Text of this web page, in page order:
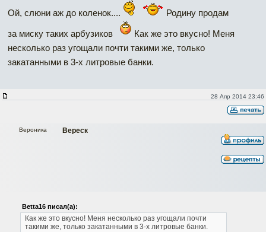
Ой, слюни аж до коленок.... Родину продам
за миску таких арбузиков
Как же это вкусно! Меня
несколько раз угощали почти такими же, только
закатанными в 3-х литровые банки.
28 Апр 2014 23:46
Вереск
Вероника
Betta16 писал(а):
Как же это вкусно! Меня несколько раз угощали почти
такими же, только закатанными в 3-х литровые банки.